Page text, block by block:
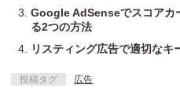
Google AdSenseでスコアカ
る2つの方法
リスティング広告で適切なキ
投稿タグ 広告